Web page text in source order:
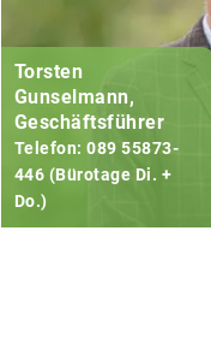
Torsten
Gunselmann,
Geschäftsführer
Telefon: 089 55873-
446 (Bürotage Di. +
Do.)